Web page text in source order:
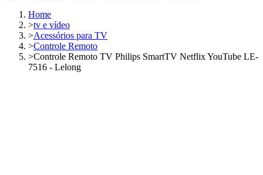
Home
>tv e vídeo
>Acessórios para TV
>Controle Remoto
>Controle Remoto TV Philips SmartTV Netflix YouTube LE-
7516 - Lelong